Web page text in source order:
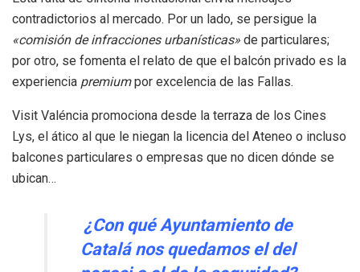
contradictorios al mercado. Por un lado, se persigue la
«comisión de infracciones urbanísticas» de particulares;
por otro, se fomenta el relato de que el balcón privado es la
experiencia premiumpor excelencia de las Fallas.
Visit Valéncia promociona desde la terraza de los Cines
Lys, el ático al que le niegan la licencia del Ateneo o incluso
balcones particulares o empresas que no dicen dónde se
ubican…
¿Con qué Ayuntamiento de
Catalá nos quedamos el del